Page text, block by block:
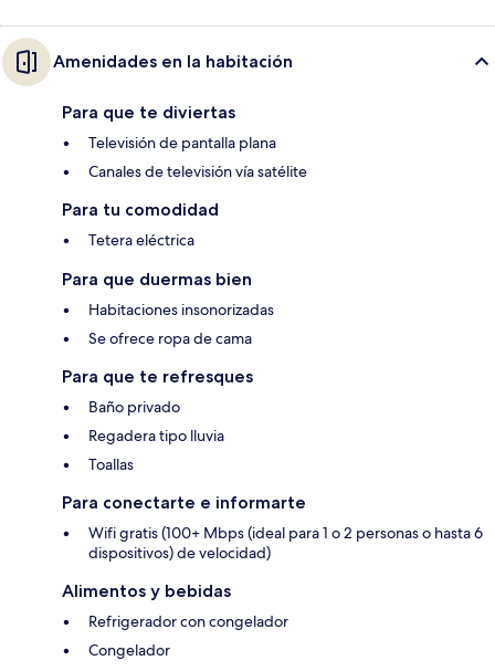
Amenidades en la habitación
Para que te diviertas
Televisión de pantalla plana
Canales de televisión vía satélite
Para tu comodidad
Tetera eléctrica
Para que duermas bien
Habitaciones insonorizadas
Se ofrece ropa de cama
Para que te refresques
Baño privado
Regadera tipo lluvia
Toallas
Para conectarte e informarte
Wifi gratis (100+ Mbps (ideal para 1 o 2 personas o hasta 6
dispositivos) de velocidad)
Alimentos y bebidas
Refrigerador con congelador
Congelador